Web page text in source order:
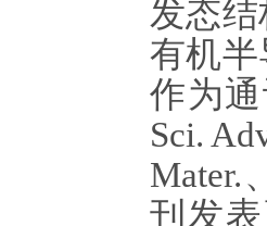
发态
有机
作为通
Sci.
Mater.
刊发